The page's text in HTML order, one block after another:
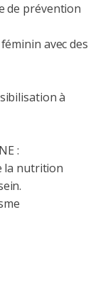
de prévention
avec des
à
:
la nutrition